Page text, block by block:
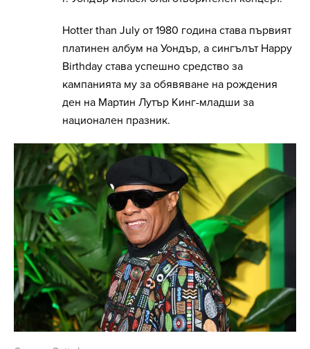
Hotter than July от 1980 година става първият
платинен албум на Уондър, а сингълът Happy
Birthday става успешно средство за
кампанията му за обявяване на рождения
ден на Мартин Лутър Кинг-младши за
национален празник.